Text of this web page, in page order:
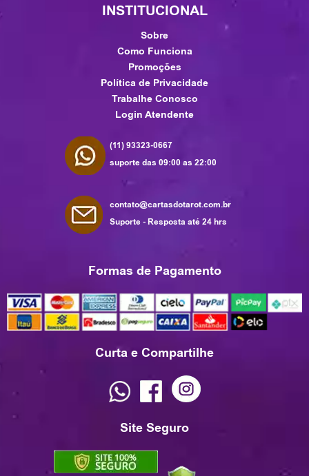
INSTITUCIONAL
Sobre
Como Funciona
Promoções
Política de Privacidade
Trabalhe Conosco
Login Atendente
(11) 93323-0667
suporte das 09:00 as 22:00
contato@cartasdotarot.com.br
Suporte - Resposta até 24 hrs
Formas de Pagamento
Curta e Compartilhe
Site Seguro